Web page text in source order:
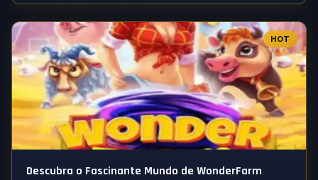
HOT
Descubra o Fascinante Mundo de WonderFarm